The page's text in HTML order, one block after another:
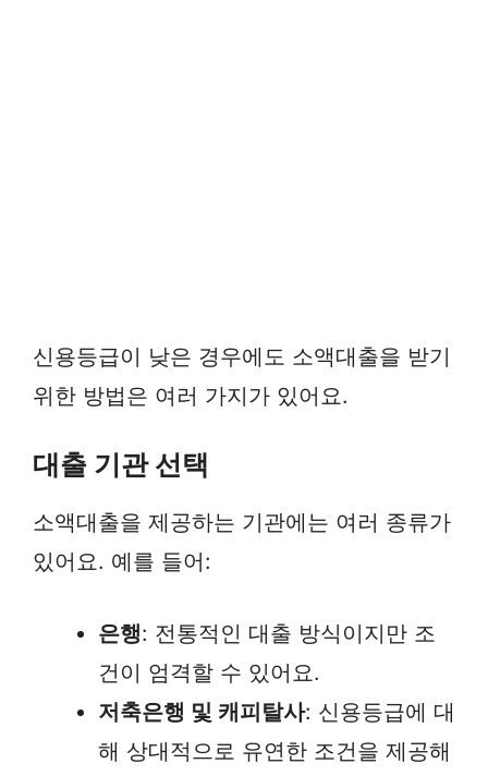
신용등급이 낮은 경우에도 소액대출을 받기
위한 방법은 여러 가지가 있어요.
대출 기관 선택
소액대출을 제공하는 기관에는 여러 종류가
있어요. 예를 들어:
은행: 전통적인 대출 방식이지만 조
건이 엄격할 수 있어요.
저축은행 및 캐피탈사: 신용등급에 대
해 상대적으로 유연한 조건을 제공해